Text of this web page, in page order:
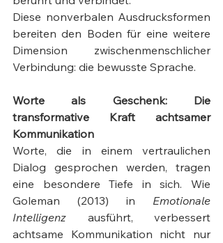
Diese nonverbalen Ausdrucksformen
bereiten den Boden für eine weitere
Dimension zwischenmenschlicher
Verbindung: die bewusste Sprache.
Worte als Geschenk: Die
transformative Kraft achtsamer
Kommunikation
Worte, die in einem vertraulichen
Dialog gesprochen werden, tragen
eine besondere Tiefe in sich. Wie
Goleman (2013) in Emotionale
Intelligenz ausführt, verbessert
achtsame Kommunikation nicht nur